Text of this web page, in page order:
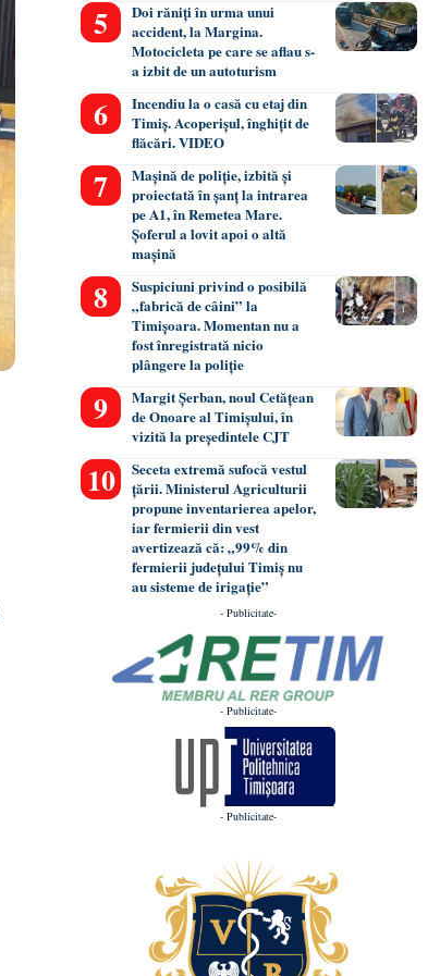
Doi răniți în urma unui
accident, la Margina.
Motocicleta pe care se aflau s-
a izbit de un autoturism
Incendiu la o casă cu etaj din
Timiș. Acoperișul, înghițit de
flăcări. VIDEO
Mașină de poliție, izbită și
proiectată în șanț la intrarea
pe A1, în Remetea Mare.
Șoferul a lovit apoi o altă
mașină
Suspiciuni privind o posibilă
„fabrică de câini” la
Timișoara. Momentan nu a
fost înregistrată nicio
plângere la poliție
Margit Șerban, noul Cetățean
de Onoare al Timișului, în
vizită la președintele CJT
Seceta extremă sufocă vestul
țării. Ministerul Agriculturii
propune inventarierea apelor,
iar fermierii din vest
avertizează că: „99% din
fermierii județului Timiș nu
au sisteme de irigație”
- Publicitate-
- Publicitate-
- Publicitate-